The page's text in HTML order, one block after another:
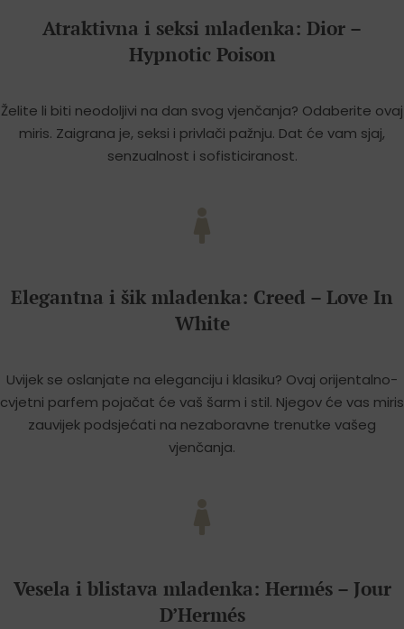
Atraktivna i seksi mladenka: Dior –
Hypnotic Poison
Želite li biti neodoljivi na dan svog vjenčanja? Odaberite ovaj
miris. Zaigrana je, seksi i privlači pažnju. Dat će vam sjaj,
senzualnost i sofisticiranost.
Elegantna i šik mladenka: Creed – Love In
White
Uvijek se oslanjate na eleganciju i klasiku? Ovaj orijentalno-
cvjetni parfem pojačat će vaš šarm i stil. Njegov će vas miris
zauvijek podsjećati na nezaboravne trenutke vašeg
vjenčanja.
Vesela i blistava mladenka: Hermés – Jour
D’Hermés